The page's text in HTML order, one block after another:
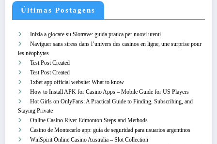
Últimas Postagens
Inizia a giocare su Slotrave: guida pratica per nuovi utenti
Naviguer sans stress dans l’univers des casinos en ligne, une surprise pour
les néophytes
Test Post Created
Test Post Created
1xbet app official website: What to know
How to Install APK for Casino Apps – Mobile Guide for US Players
Hot Girls on OnlyFans: A Practical Guide to Finding, Subscribing, and
Staying Private
Online Casino River Edmonton Steps and Methods
Casino de Montecarlo app: guía de seguridad para usuarios argentinos
WinSpirit Online Casino Australia – Slot Collection